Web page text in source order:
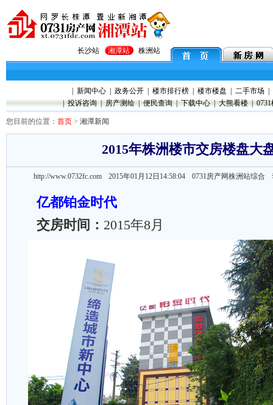
长沙站 湘潭站 株洲站
新闻中心 政务公开 楼市排行榜 楼市楼盘 二手市场
投诉咨询 房产测绘 便民查询 下载中心 大熊看楼
您目前的位置： 首页 > 湘潭新闻
2015年株洲楼市交房楼盘大
http://www.0732fc.com 2015年01月12日14:58:04 0731房产网株洲站综
亿都铂金时代
交房时间： 2015年8月